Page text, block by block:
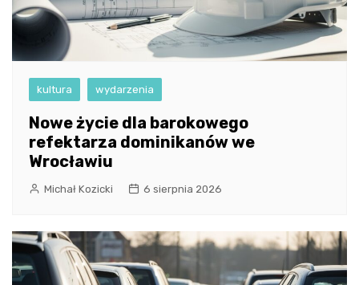
kultura wydarzenia
Nowe życie dla barokowego
refektarza dominikanów we
Wrocławiu
Michał Kozicki 6 sierpnia 2026